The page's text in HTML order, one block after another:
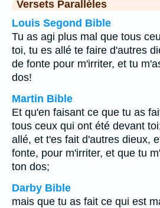
Versets Parallèles
Louis Segond Bible
Tu as agi plus mal que tous
toi, tu es allé te faire d'autres
de fonte pour m'irriter, et tu
dos!
Martin Bible
Et qu'en faisant ce que tu as
tous ceux qui ont été devant
allé, et t'es fait d'autres dieux,
fonte, pour m'irriter, et que tu
ton dos;
Darby Bible
mais que tu as fait ce qui est